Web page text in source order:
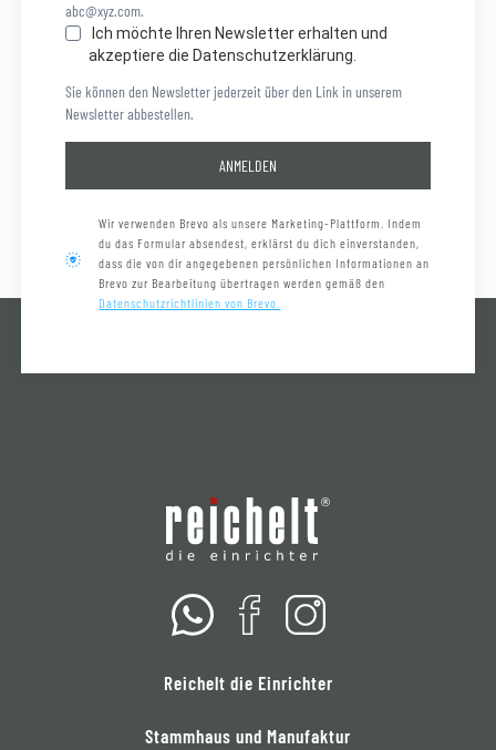
abc@xyz.com.
Ich möchte Ihren Newsletter erhalten und
akzeptiere die Datenschutzerklärung.
Sie können den Newsletter jederzeit über den Link in unserem
Newsletter abbestellen.
ANMELDEN
Wir verwenden Brevo als unsere Marketing-Plattform. Indem
du das Formular absendest, erklärst du dich einverstanden,
dass die von dir angegebenen persönlichen Informationen an
Brevo zur Bearbeitung übertragen werden gemäß den
Datenschutzrichtlinien von Brevo.
Reichelt die Einrichter
Stammhaus und Manufaktur